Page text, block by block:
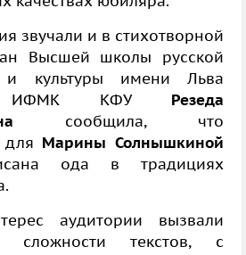
звучали и в стихотворной
Высшей школы русской
и культуры имени Льва
ИФМК КФУ Резеда
сообщила, что
для Марины Солнышкиной
ода в традициях
аудитории вызвали
текстов, с